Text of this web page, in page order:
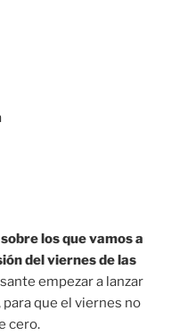
los que vamos a
del viernes de las
empezar a lanzar
que el viernes no
cero.